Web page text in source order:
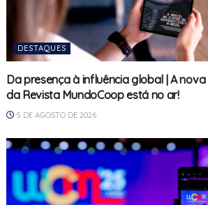
DESTAQUES
Da presença à influência global | A
da Revista MundoCoop está no ar!
5 DE AGOSTO DE 2026